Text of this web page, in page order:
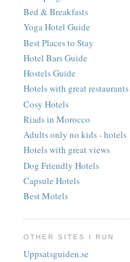
Bed & Breakfasts
Yoga Hotel Guide
Best Places to Stay
Hotel Bars Guide
Hostels Guide
Hotels with great restaurants
Cosy Hotels
Riads in Morocco
Adults only no kids - hotels
Hotels with great views
Dog Friendly Hotels
Capsule Hotels
Best Motels
OTHER SITES I RUN
Uppsatsguiden.se